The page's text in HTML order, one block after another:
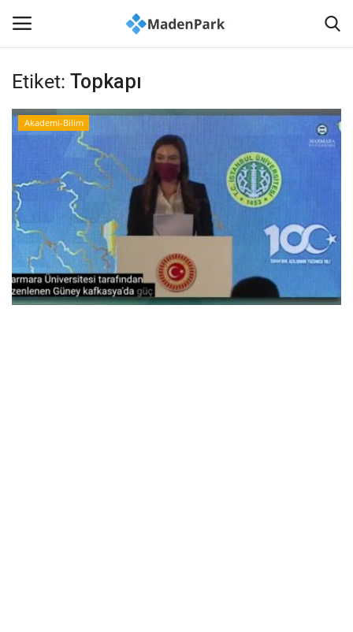
Anasayfa
Haberler
Madenlerimiz
Sağlık
Madencilik Kültürü
Etiket: Topkapı
Akademi-Bilim